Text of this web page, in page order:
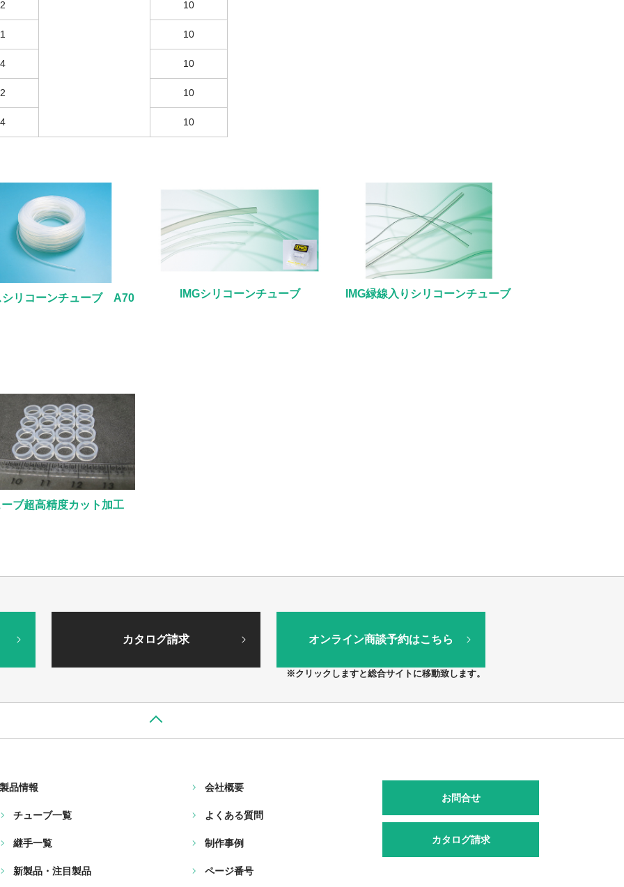
10
10
10
10
10
シリコーンチューブ A70 IMGシリコーンチューブ IMG緑線入りシリコーンチューブ
ブ超高精度カット加工
カタログ請求 オンライン商談予約はこちら
※クリックしますと総合サイトに移動致します。
製品情報
チューブ一覧
継手一覧
新製品・注目製品
会社概要
よくある質問
制作事例
ページ番号
お問合せ
カタログ請求